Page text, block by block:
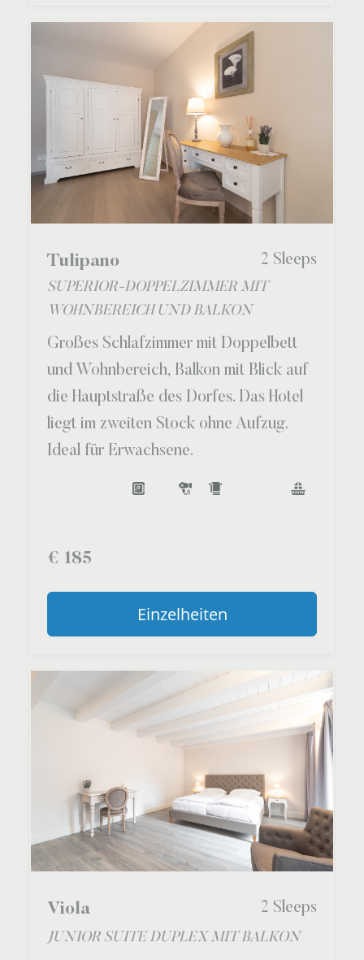
Tulipano 2 Sleeps
SUPERIOR-DOPPELZIMMER MIT
WOHNBEREICH UND BALKON
Großes Schlafzimmer mit Doppelbett
und Wohnbereich, Balkon mit Blick auf
die Hauptstraße des Dorfes. Das Hotel
liegt im zweiten Stock ohne Aufzug.
Ideal für Erwachsene.
€ 185
Einzelheiten
Viola 2 Sleeps
JUNIOR SUITE DUPLEX MIT BALKON